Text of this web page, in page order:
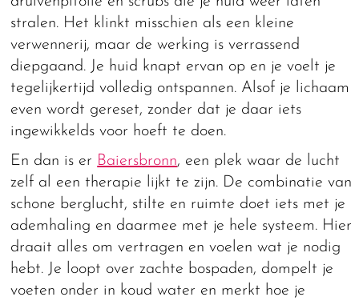
stralen. Het klinkt misschien als een kleine
verwennerij, maar de werking is verrassend
diepgaand. Je huid knapt ervan op en je voelt je
tegelijkertijd volledig ontspannen. Alsof je lichaam
even wordt gereset, zonder dat je daar iets
ingewikkelds voor hoeft te doen.
En dan is er Baiersbronn, een plek waar de lucht
zelf al een therapie lijkt te zijn. De combinatie van
schone berglucht, stilte en ruimte doet iets met je
ademhaling en daarmee met je hele systeem. Hier
draait alles om vertragen en voelen wat je nodig
hebt. Je loopt over zachte bospaden, dompelt je
voeten onder in koud water en merkt hoe je